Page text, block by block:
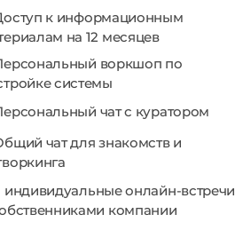
к информационным
на 12 месяцев
воркшоп по
системы
чат с куратором
чат для знакомств и
индивидуальные онлайн-встречи
компании